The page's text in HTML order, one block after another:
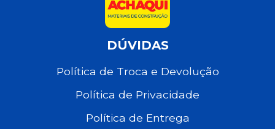
DÚVIDAS
Política de Troca e Devolução
Política de Privacidade
Política de Entrega